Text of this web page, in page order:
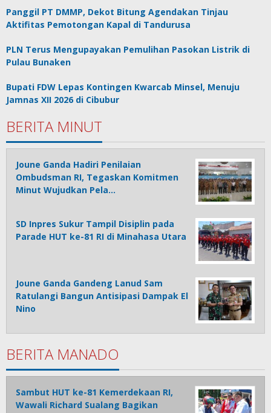
Panggil PT DMMP, Dekot Bitung Agendakan Tinjau
Aktifitas Pemotongan Kapal di Tandurusa
PLN Terus Mengupayakan Pemulihan Pasokan Listrik di
Pulau Bunaken
Bupati FDW Lepas Kontingen Kwarcab Minsel, Menuju
Jamnas XII 2026 di Cibubur
BERITA MINUT
Joune Ganda Hadiri Penilaian
Ombudsman RI, Tegaskan Komitmen
Minut Wujudkan Pela…
SD Inpres Sukur Tampil Disiplin pada
Parade HUT ke-81 RI di Minahasa Utara
Joune Ganda Gandeng Lanud Sam
Ratulangi Bangun Antisipasi Dampak El
Nino
BERITA MANADO
Sambut HUT ke-81 Kemerdekaan RI,
Wawali Richard Sualang Bagikan